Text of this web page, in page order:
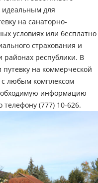
идеальным для
на санаторно-
условиях или бесплатно
страхования и
республики. В
на коммерческой
любым комплексом
информацию
(777) 10-626.